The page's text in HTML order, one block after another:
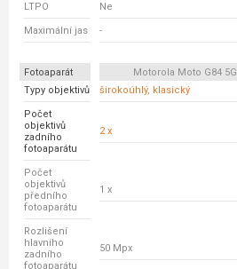
LTPO Ne
Maximální jas -
Fotoaparát Motorola Moto G84 5G
Typy objektivů
širokoúhlý, klasický
Počet
objektivů
zadního
fotoaparátu
2 x
Počet
objektivů
předního
fotoaparátu
1 x
Rozlišení
hlavního
zadního
fotoaparátu
50 Mpx